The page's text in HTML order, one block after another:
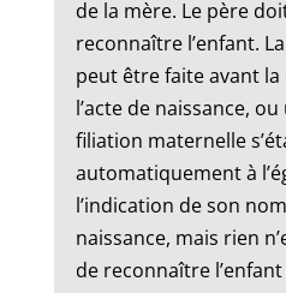
de la mère. Le père
reconnaître l’enfant.
peut être faite avant la
l’acte de naissance,
filiation maternelle
automatiquement à
l’indication de son
naissance, mais rien
de reconnaître